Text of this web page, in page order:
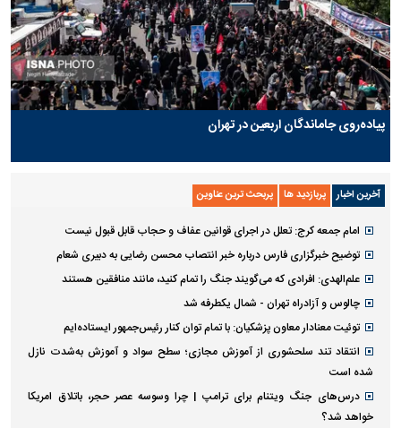
پیاده‌روی جاماندگان اربعین در تهران
آخرین اخبار پربازدید ها پربحث ترین عناوین
امام جمعه کرج: تعلل در اجرای قوانین عفاف و حجاب قابل قبول نیست
توضیح خبرگزاری فارس درباره خبر انتصاب محسن رضایی به دبیری شعام
علم‌الهدی: افرادی که می‌گویند جنگ را تمام کنید، مانند منافقین هستند
چالوس و آزادراه تهران - شمال یکطرفه شد
توئیت معنادار معاون پزشکیان: با تمام توان کنار رئیس‌جمهور ایستاده‌ایم
انتقاد تند سلحشوری از آموزش مجازی؛ سطح سواد و آموزش به‌شدت نازل
شده است
درس‌های جنگ ویتنام برای ترامپ | چرا وسوسه عصر حجر، باتلاق امریکا
خواهد شد؟